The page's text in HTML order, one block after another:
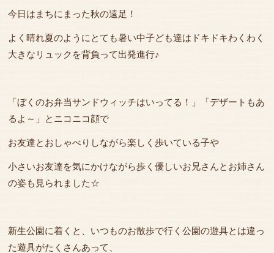
今日はまちにまった秋の遠足！
よく晴れ夏のようにとても暑い中子ども達はドキドキわくわく
大きなリュックを背負って出発進行♪
「ぼくのお弁当サンドウィッチはいってる！」「デザートもあ
るよ～」とニコニコ顔で
お友達とおしゃべりしながら楽しく歩いている子や
小さいお友達を気にかけながら歩く優しいお兄さんとお姉さん
の姿も見られました☆
新生公園に着くと、いつものお散歩で行く公園の遊具とは違っ
た遊具がたくさんあって、